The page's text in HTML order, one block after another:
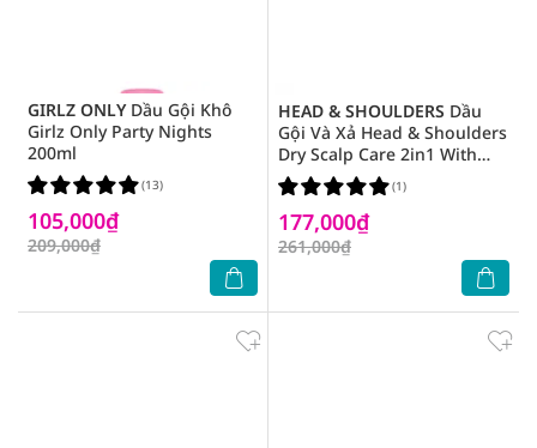
GIRLZ ONLYDầu Gội Khô
Girlz Only Party Nights
200ml
105,000₫
209,000₫
(13)
HEAD & SHOULDERS Dầu
Gội Và Xả Head & Shoulders
Dry Scalp Care 2in1 With
Almond Oil Với Dầu Hạnh
Nhân 370ml
177,000₫
261,000₫
(1)